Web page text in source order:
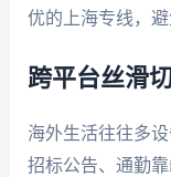
优的上海专线，避
跨平台丝滑
海外生活往往多
招标公告、通勤靠